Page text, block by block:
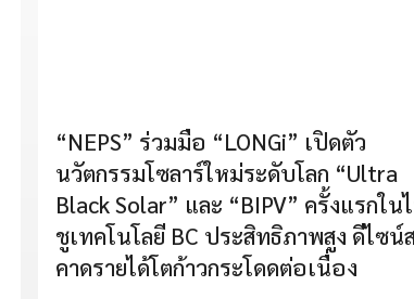
“NEPS” ร่วมมือ “LONGi” เปิดตัว
นวัตกรรมโซลาร์ใหม่ระดับโลก “Ultra
Black Solar” และ “BIPV” ครั้งแรกใน
ชูเทคโนโลยี BC ประสิทธิภาพสูง ดีไซน์
คาดรายได้โตก้าวกระโดดต่อเนื่อง